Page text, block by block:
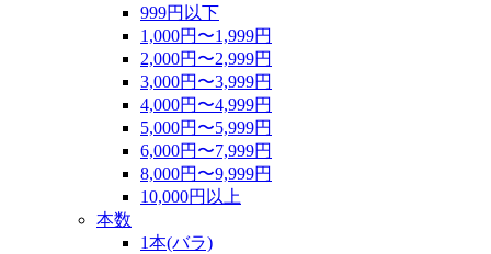
999円以下
1,000円〜1,999円
2,000円〜2,999円
3,000円〜3,999円
4,000円〜4,999円
5,000円〜5,999円
6,000円〜7,999円
8,000円〜9,999円
10,000円以上
本数
1本(バラ)